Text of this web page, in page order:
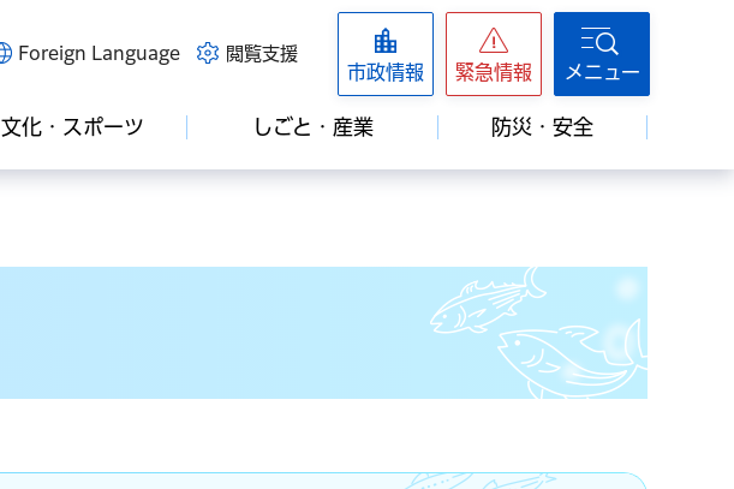
Foreign Language 閲覧支援
市政情報 緊急情報 メニュー
文化・スポーツ しごと・産業 防災・安全